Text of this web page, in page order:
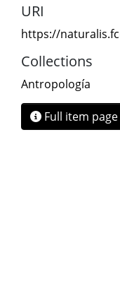
URI
https://
Collections
Antropología
Full item page